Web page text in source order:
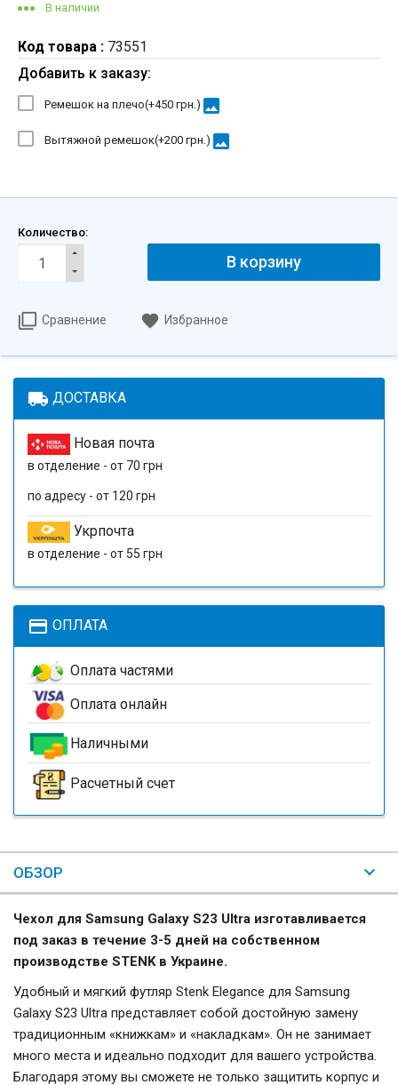
В наличии
Код товара : 73551
Добавить к заказу:
Ремешок на плечо(+450 грн.) image
Вытяжной ремешок(+200 грн.) image
Количество:
В корзину
Сравнение Избранное
local_shipping ДОСТАВКА
Новая почта
в отделение - от 70 грн
по адресу - от 120 грн
Укрпочта
в отделение - от 55 грн
payment ОПЛАТА
Оплата частями
Оплата онлайн
Наличными
Расчетный счет
ОБЗОР
Чехол для Samsung Galaxy S23 Ultra изготавливается
под заказ в течение 3-5 дней на собственном
производстве STENK в Украине.
Удобный и мягкий футляр Stenk Elegance для Samsung
Galaxy S23 Ultra представляет собой достойную замену
традиционным «книжкам» и «накладкам». Он не занимает
много места и идеально подходит для вашего устройства.
Благодаря этому вы сможете не только защитить корпус и